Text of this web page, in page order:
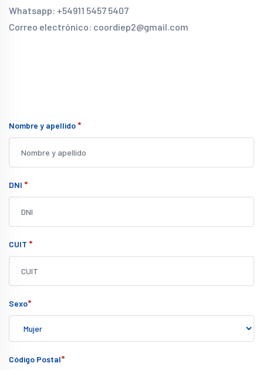
Whatsapp: +54911 5457 5407
Correo electrónico: coordiep2@gmail.com
Nombre y apellido*
DNI *
CUIT *
Sexo*
Código Postal*